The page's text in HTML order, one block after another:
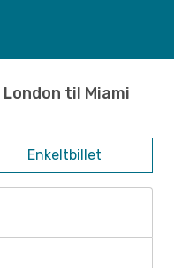
til Miami
Enkeltbillet